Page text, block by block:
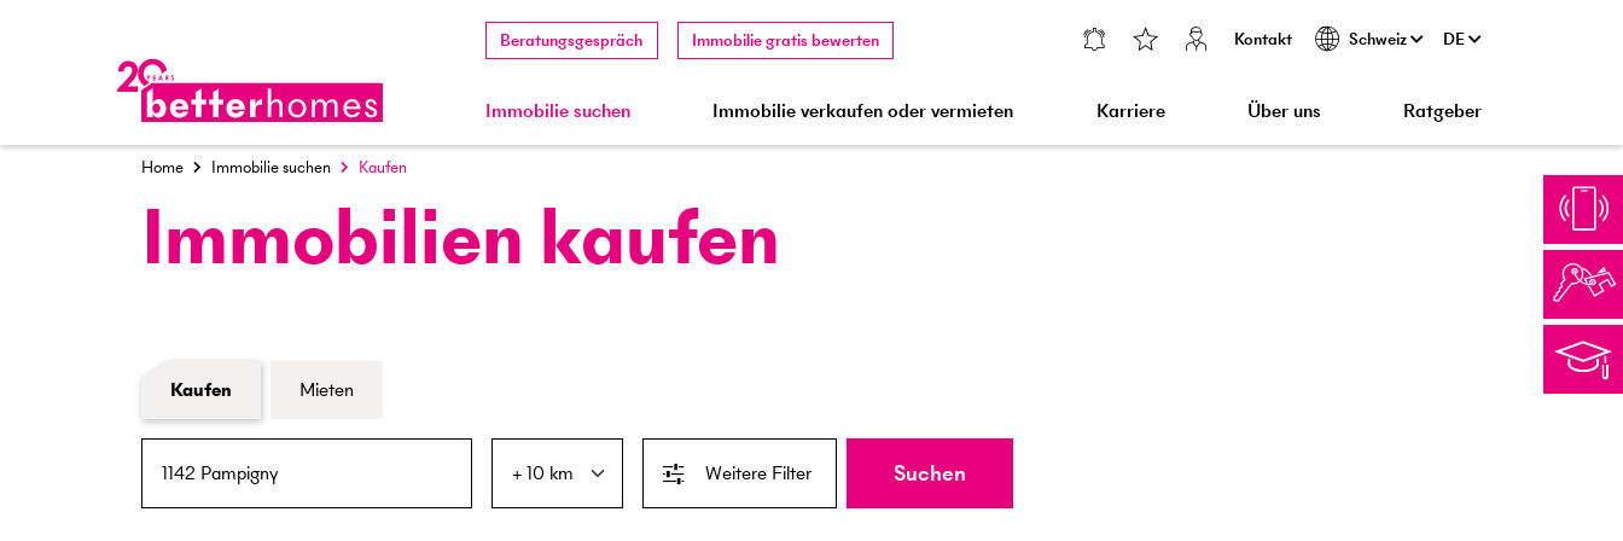
Beratungsgespräch Immobilie gratis bewerten Kontakt Schweiz DE
Immobilie suchen Immobilie verkaufen oder vermieten Karriere Über uns Ratgeber
Home Immobilie suchen Kaufen
Immobilien kaufen
Formular Immobiliensuche
Kaufen
Mieten
Weitere Filter Suchen